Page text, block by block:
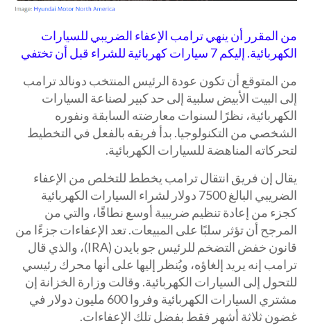
من المقرر أن ينهي ترامب الإعفاء الضريبي للسيارات
الكهربائية. إليكم 7 سيارات كهربائية للشراء قبل أن تختفي
من المتوقع أن تكون عودة الرئيس المنتخب دونالد ترامب
إلى البيت الأبيض سلبية إلى حد كبير لصناعة السيارات
الكهربائية، نظرًا لسنوات معارضته السابقة ونفوره
الشخصي من التكنولوجيا. بدأ فريقه بالفعل في التخطيط
لتحركاته المناهضة للسيارات الكهربائية.
يقال إن فريق انتقال ترامب يخطط للتخلص من الإعفاء
الضريبي البالغ 7500 دولار لشراء السيارات الكهربائية
كجزء من إعادة تنظيم ضريبية أوسع نطاقًا، والتي من
المرجح أن تؤثر سلبًا على المبيعات. تعد الإعفاءات جزءًا من
قانون خفض التضخم للرئيس جو بايدن (IRA)، والذي قال
ترامب إنه يريد إلغاؤه، ويُنظر إليها على أنها محرك رئيسي
للتحول إلى السيارات الكهربائية. وقالت وزارة الخزانة إن
مشتري السيارات الكهربائية وفروا 600 مليون دولار في
غضون ثلاثة أشهر فقط بفضل تلك الإعفاءات.